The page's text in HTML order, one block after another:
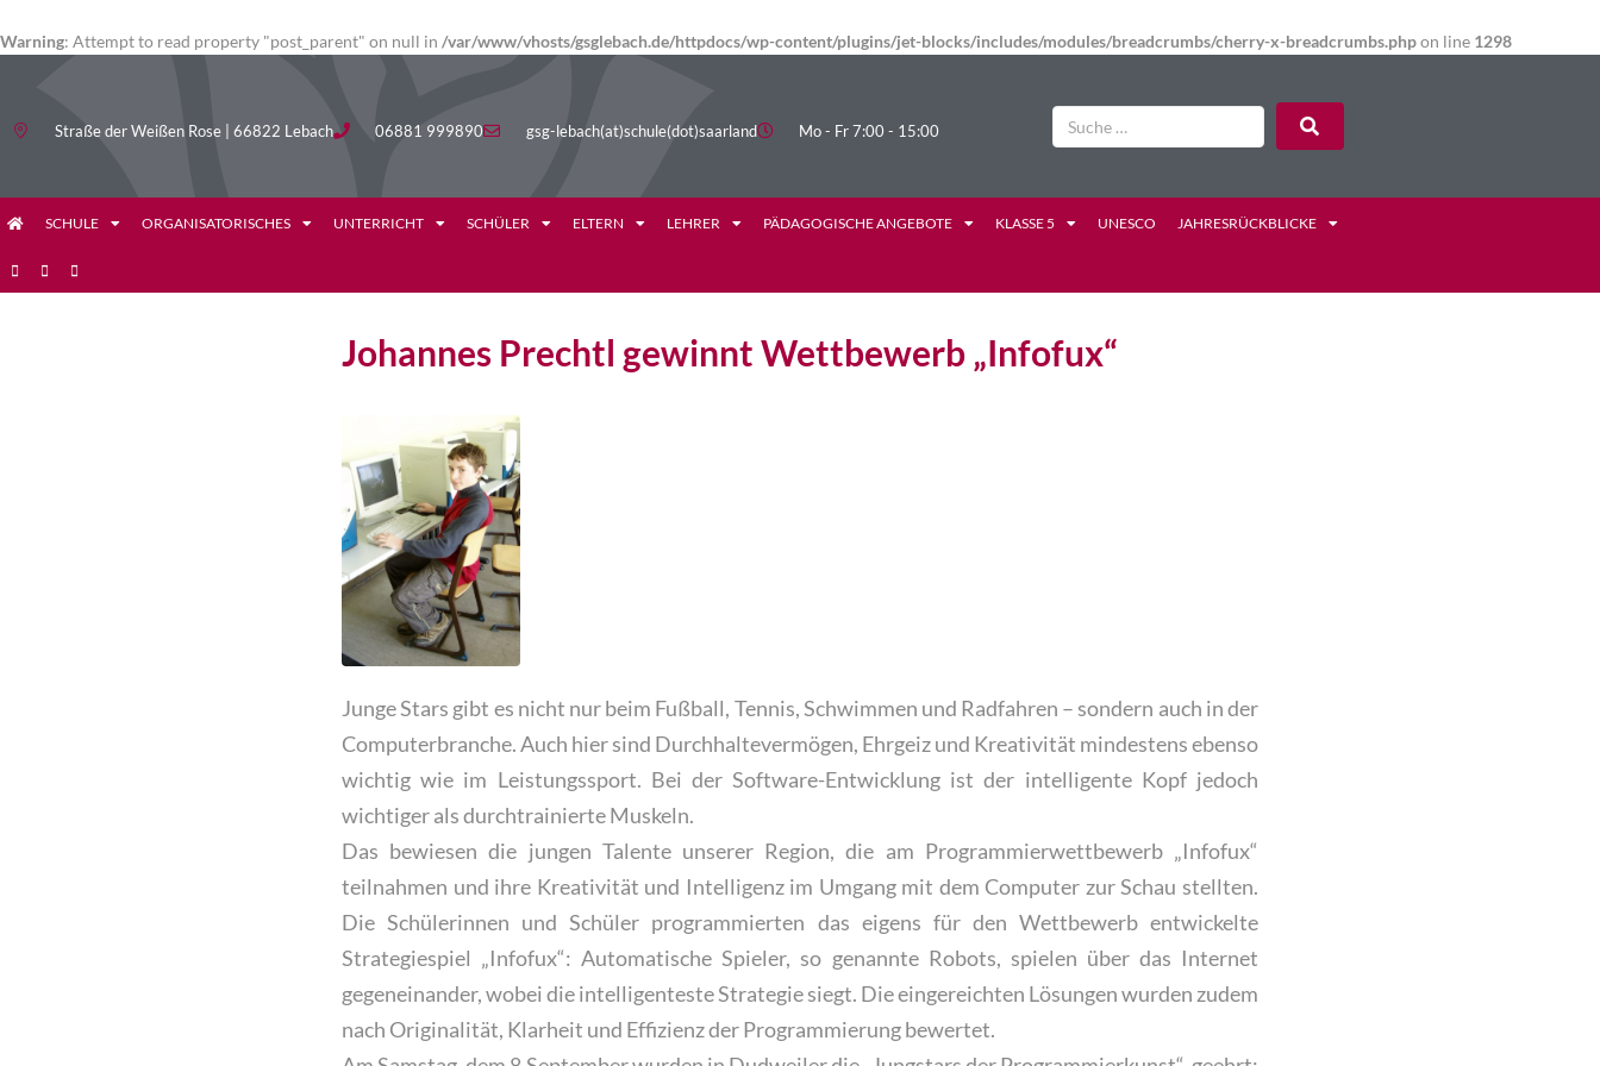
Warning: Attempt to read property "post_parent" on null in /var/www/vhosts/gsglebach.de/httpdocs/wp-content/plugins/jet-blocks/includes/modules/breadcrumbs/cherry-x-breadcrumbs.phpon line 1298
Straße der Weißen Rose | 66822 Lebach 06881 999890 gsg-lebach(at)schule(dot)saarland Mo - Fr 7:00 - 15:00
SCHULE ORGANISATORISCHES UNTERRICHT SCHÜLER ELTERN LEHRER PÄDAGOGISCHE ANGEBOTE KLASSE 5 UNESCO JAHRESRÜCKBLICKE
Johannes Prechtl gewinnt Wettbewerb „Infofux“
Junge Stars gibt es nicht nur beim Fußball, Tennis, Schwimmen und Radfahren – sondern auch in der
Computerbranche. Auch hier sind Durchhaltevermögen, Ehrgeiz und Kreativität mindestens ebenso
wichtig wie im Leistungssport. Bei der Software-Entwicklung ist der intelligente Kopf jedoch
wichtiger als durchtrainierte Muskeln.
Das bewiesen die jungen Talente unserer Region, die am Programmierwettbewerb „Infofux“
teilnahmen und ihre Kreativität und Intelligenz im Umgang mit dem Computer zur Schau stellten.
Die Schülerinnen und Schüler programmierten das eigens für den Wettbewerb entwickelte
Strategiespiel „Infofux“: Automatische Spieler, so genannte Robots, spielen über das Internet
gegeneinander, wobei die intelligenteste Strategie siegt. Die eingereichten Lösungen wurden zudem
nach Originalität, Klarheit und Effizienz der Programmierung bewertet.